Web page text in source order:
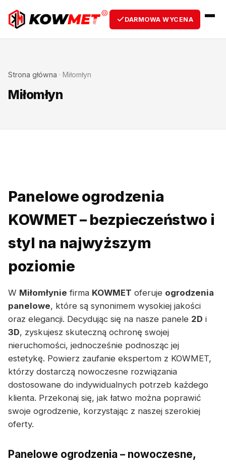
DARMOWA WYCENA
Strona główna · Miłomłyn
Miłomłyn
Panelowe ogrodzenia
KOWMET – bezpieczeństwo i
styl na najwyższym
poziomie
W Miłomłynie firma KOWMET oferuje ogrodzenia
panelowe, które są synonimem wysokiej jakości
oraz elegancji. Decydując się na nasze panele 2D i
3D, zyskujesz skuteczną ochronę swojej
nieruchomości, jednocześnie podnosząc jej
estetykę. Powierz zaufanie ekspertom z KOWMET,
którzy dostarczą nowoczesne rozwiązania
dostosowane do indywidualnych potrzeb każdego
klienta. Przekonaj się, jak łatwo można poprawić
swoje ogrodzenie, korzystając z naszej szerokiej
oferty.
Panelowe ogrodzenia – nowoczesne,